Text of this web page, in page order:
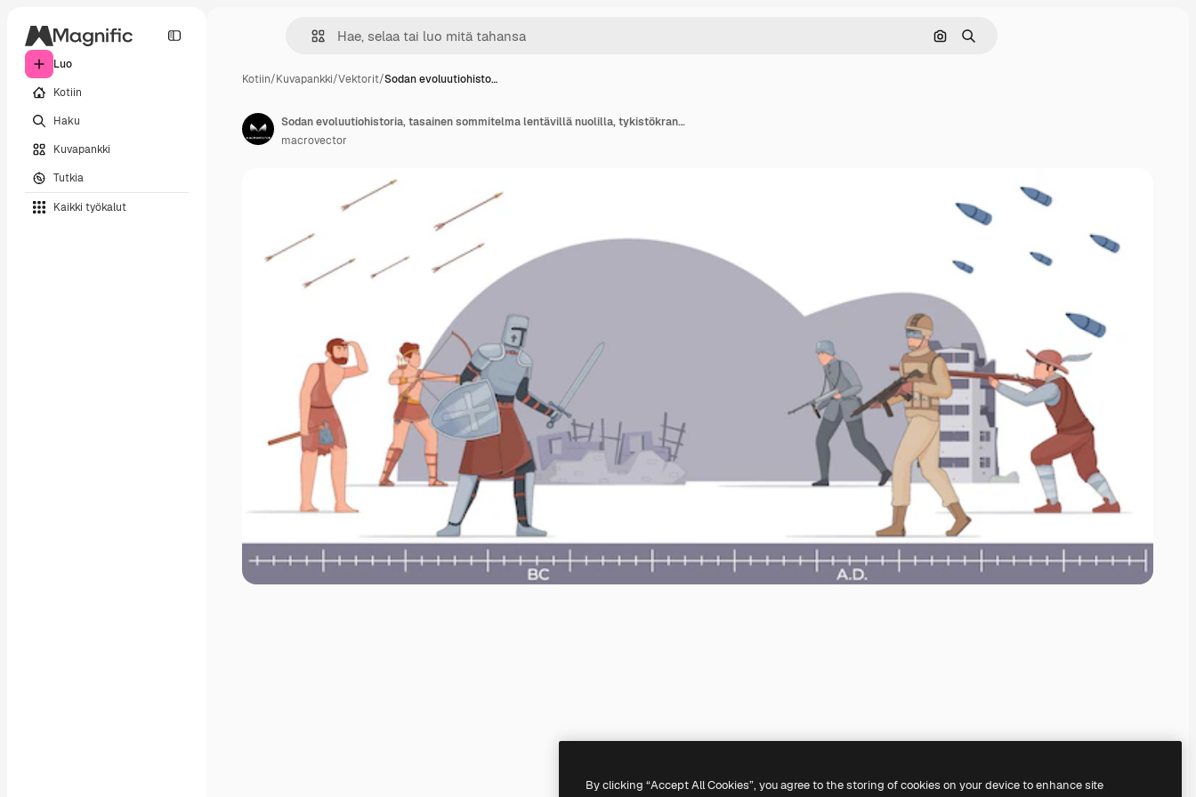
Luo
Kotiin
Haku
Kuvapankki
Tutkia
Kaikki työkalut
Hae kuvan perusteella
Haku
Kotiin/Kuvapankki/Vektorit/Sodan evoluutiohisto…
Sodan evoluutiohistoria, tasainen sommitelma lentävillä nuolilla, tykistökranaateilla, muinaisilla sotureilla ja nykyaikaisilla sotilailla, vektorikuva
macrovector
By clicking “Accept All Cookies”, you agree to the storing of cookies on your device to enhance site